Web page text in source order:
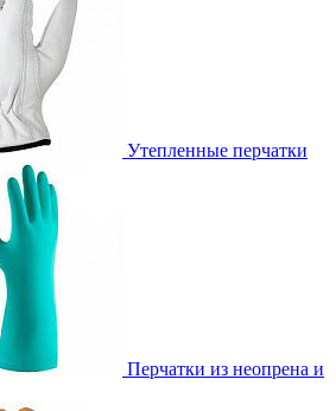
Утепленные перчатки
Перчатки из неопрена и